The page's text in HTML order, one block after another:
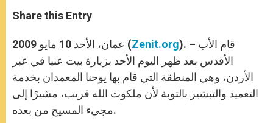
t
s
p
p
s
e
g
e
r
e
b
o
k
Share this Entry
عمان، الأحد 10 مايو 2009 (Zenit.org). – قام الأب
الأقدس بعد ظهر اليوم الأحد بزيارة بيت عنيا في عبر
الأردن، وهي المنطقة التي قام بها يوحنا المعمدان بخدمة
التعميد والتبشير بالتوبة لأن ملكوت الله قريب، مشيرًا إلى
مجيء المسيح من بعده.